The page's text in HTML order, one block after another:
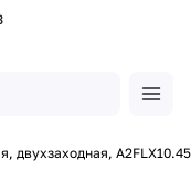
двухзаходная, A2FLX10.45